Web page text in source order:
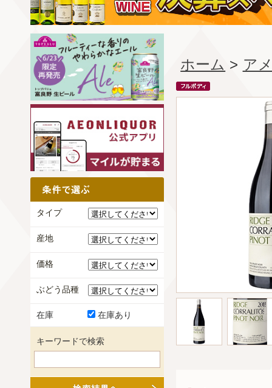
ホーム > ア
タイプ
産地
価格
ぶどう品種
在庫 在庫あり
キーワードで検索